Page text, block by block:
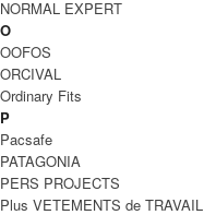
NORMAL EXPERT
O
OOFOS
ORCIVAL
Ordinary Fits
P
Pacsafe
PATAGONIA
PERS PROJECTS
Plus VETEMENTS de TRAVAIL